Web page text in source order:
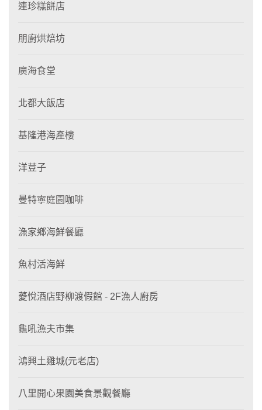
連珍糕餅店
朋廚烘焙坊
廣海食堂
北都大飯店
基隆港海產樓
洋荳子
曼特寧庭園咖啡
漁家鄉海鮮餐廳
魚村活海鮮
薆悅酒店野柳渡假館 - 2F漁人廚房
龜吼漁夫市集
鴻興土雞城(元老店)
八里開心果園美食景觀餐廳